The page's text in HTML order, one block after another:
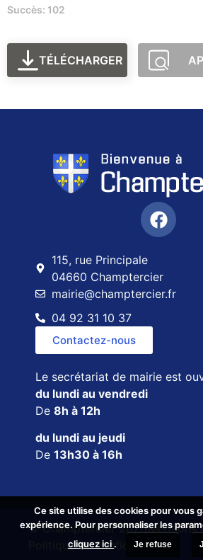
Succès: 102
TÉLÉCHARGER
115, rue Principale
04660 Champtercier
mairie@champtercier.fr
04 92 31 10 37
Contactez-nous
Le secrétariat de mairie est
du lundi au vendredi
De 8h à 12h
du lundi au jeudi
De 13h30 à 16h
© Champtercier 2026Mentions
Politique de confidentialité
Ce site utilise des cookies pour vous
expérience. Pour personnaliser les
cliquez ici . Je refuse
Ce site utilise des cookies pour vous
expérience. Pour personnaliser les
cliquez ici . Je refuse